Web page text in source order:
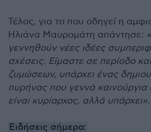
Τέλος, για το που οδηγεί η
Ηλιάνα Μαυρομάτη απάντησε:
γεννηθούν νέες ιδέες
σχέσεις. Είμαστε σε περίοδο
ζυμώσεων, υπάρχει ένας
πυρήνας που γεννά
είναι κυρίαρχος, αλλά υπάρχει».
Ειδήσεις σήμερα: